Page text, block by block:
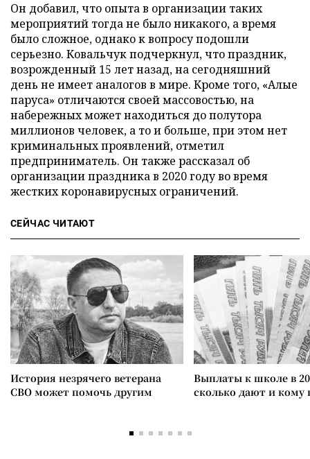
Он добавил, что опыта в организации таких
мероприятий тогда не было никакого, а время
было сложное, однако к вопросу подошли
серьезно. Ковальчук подчеркнул, что праздник,
возрожденный 15 лет назад, на сегодняшний
день не имеет аналогов в мире. Кроме того, «Алые
паруса» отличаются своей массовостью, на
набережных может находиться до полутора
миллионов человек, а то и больше, при этом нет
криминальных проявлений, отметил
предприниматель. Он также рассказал об
организации праздника в 2020 году во время
жестких коронавирусных ограничений.
СЕЙЧАС ЧИТАЮТ
История незрячего ветерана
СВО может помочь другим
Выплаты к школе в
сколько дают и